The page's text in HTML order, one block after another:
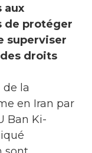
aux
de protéger
superviser
droits
de la
en Iran par
Ban Ki-